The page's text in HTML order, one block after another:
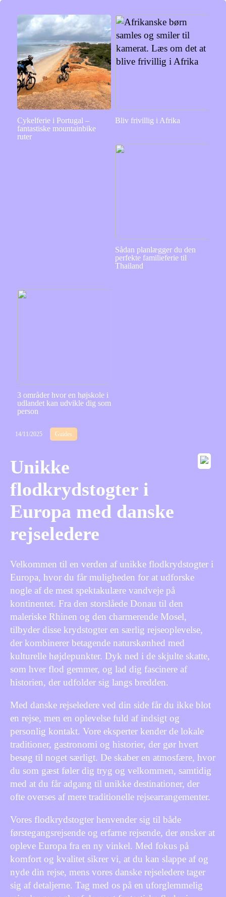
Cykelferie i Portugal –
fantastiske mountainbike
ruter
Bliv frivillig i Afrika
Sådan planlægger du den
perfekte familieferie til
Thailand
3 områder hvor en højskole i
udlandet kan udvikle dig som
person
14/11/2025 Guides
Unikke
flodkrydstogter i
Europa med danske
rejseledere
Velkommen til en verden af unikke flodkrydstogter i
Europa, hvor du får muligheden for at udforske
nogle af de mest spektakulære vandveje på
kontinentet. Fra den storslåede Donau til den
maleriske Rhinen og den charmerende Mosel,
tilbyder disse krydstogter en særlig rejseoplevelse,
der kombinerer betagende naturskønhed med
kulturelle højdepunkter. Dyk ned i de skjulte skatte,
som hver flod gemmer, og lad dig fascinere af
historien, der udfolder sig langs bredden.
Med danske rejseledere ved din side får du ikke blot
en rejse, men en oplevelse fuld af indsigt og
personlig kontakt. Vore eksperter kender de lokale
traditioner, gastronomi og historier, der gør hvert
besøg til noget særligt. De skaber en atmosfære, hvor
du som gæst føler dig tryg og velkommen, samtidig
med at du får adgang til unikke destinationer, der
ofte overses af mere traditionelle rejsearrangementer.
Vores flodkrydstogter henvender sig til både
førstegangsrejsende og erfarne rejsende, der ønsker at
opleve Europa fra en ny vinkel. Med fokus på
komfort og kvalitet sikrer vi, at du kan slappe af og
nyde din rejse, mens vores danske rejseledere tager
sig af detaljerne. Tag med os på en uforglemmelig